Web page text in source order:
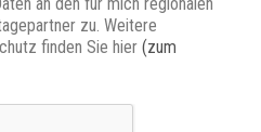
an den für mich regionalen
zu. Weitere
finden Sie hier (zum